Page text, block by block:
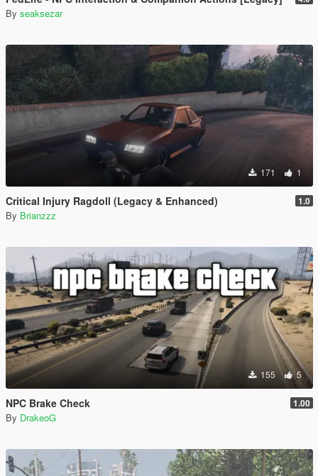
By seaksezar
171 1
Critical Injury Ragdoll (Legacy & Enhanced) 1.0
By Brianzzz
155 5
NPC Brake Check 1.00
By DrakeoG